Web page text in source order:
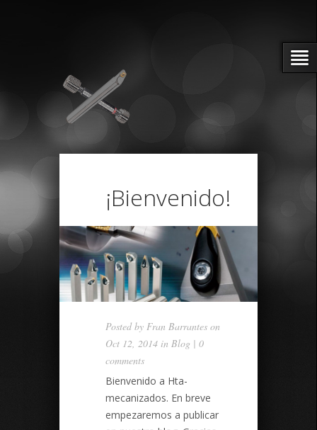
¡Bienvenido!
Posted by Fran Barrantes on
Oct 12, 2014 in Blog | 0
comments
Bienvenido a Hta-
mecanizados. En breve
empezaremos a publicar